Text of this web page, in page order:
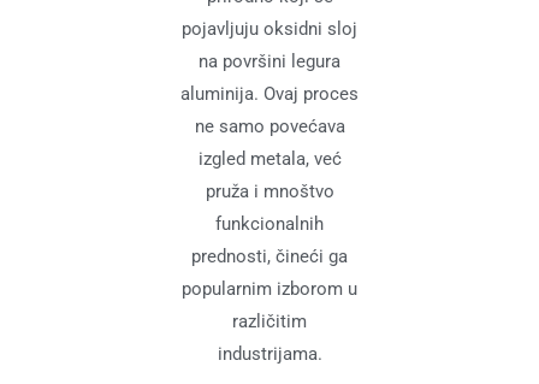
pojavljuju oksidni sloj
na površini legura
aluminija. Ovaj proces
ne samo povećava
izgled metala, već
pruža i mnoštvo
funkcionalnih
prednosti, čineći ga
popularnim izborom u
različitim
industrijama.